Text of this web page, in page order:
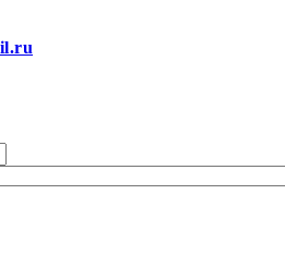
11 22 | 8(905)367-58-58